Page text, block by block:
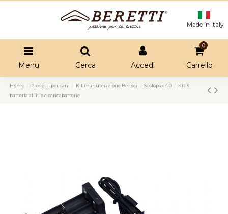
Made in Italy
Menu Cerca Accedi
0
Carrello
Home Prodotti per cani Kit manutenzione Beeper Scolopax 4.0
Kit 3:
batteria al litio e caricabatterie